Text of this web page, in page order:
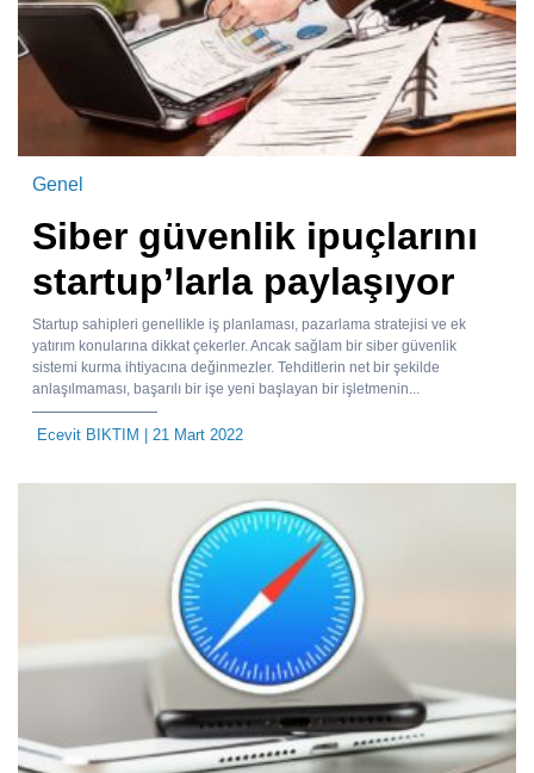
Genel
Siber güvenlik ipuçlarını
startup’larla paylaşıyor
Startup sahipleri genellikle iş planlaması, pazarlama stratejisi ve ek
yatırım konularına dikkat çekerler. Ancak sağlam bir siber güvenlik
sistemi kurma ihtiyacına değinmezler. Tehditlerin net bir şekilde
anlaşılmaması, başarılı bir işe yeni başlayan bir işletmenin...
Ecevit BIKTIM | 21 Mart 2022